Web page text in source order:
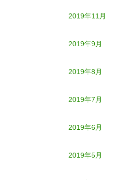
2019年11月
2019年9月
2019年8月
2019年7月
2019年6月
2019年5月